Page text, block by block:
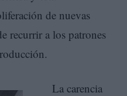
de nuevas
recurrir a los patrones
La carencia